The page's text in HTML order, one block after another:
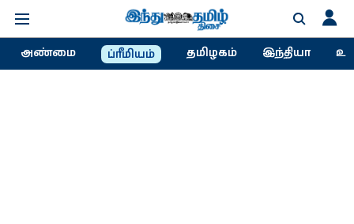
அண்மை ப்ரீமியம் தமிழகம் இந்தியா